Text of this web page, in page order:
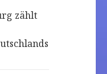
zählt